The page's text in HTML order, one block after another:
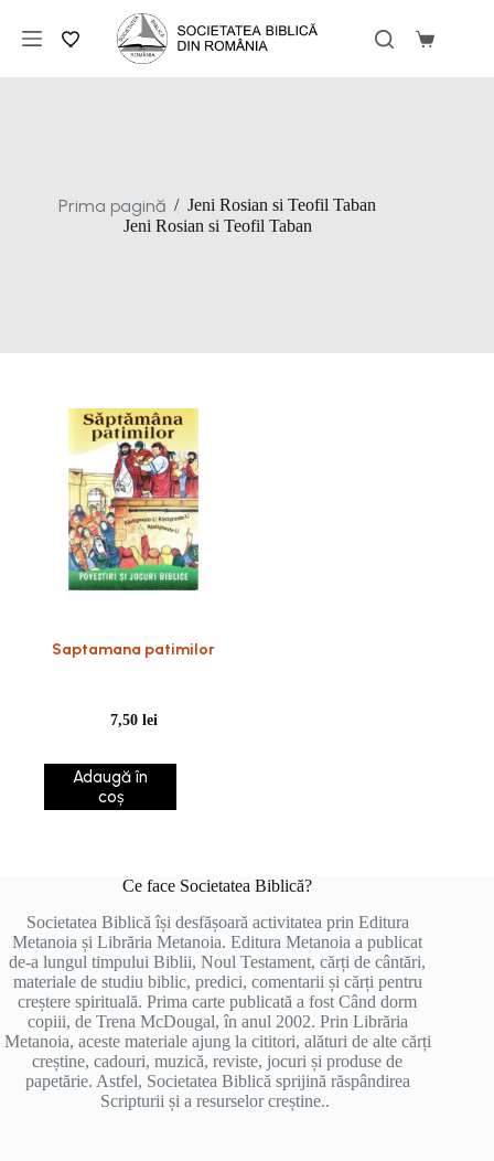
conținut
Coș
Prima pagină / Jeni Rosian si Teofil Taban
Jeni Rosian si Teofil Taban
Saptamana patimilor
7,50 lei
Adaugă în
coș
Ce face Societatea Biblică?
Societatea Biblică își desfășoară activitatea prin Editura
Metanoia și Librăria Metanoia. Editura Metanoia a publicat
de-a lungul timpului Biblii, Noul Testament, cărți de cântări,
materiale de studiu biblic, predici, comentarii și cărți pentru
creștere spirituală. Prima carte publicată a fost Când dorm
copiii, de Trena McDougal, în anul 2002. Prin Librăria
Metanoia, aceste materiale ajung la cititori, alături de alte cărți
creștine, cadouri, muzică, reviste, jocuri și produse de
papetărie. Astfel, Societatea Biblică sprijină răspândirea
Scripturii și a resurselor creștine..